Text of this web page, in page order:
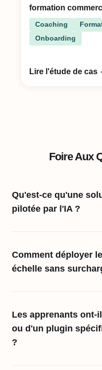
formation
Coaching
Onboarding
Lire l'étude de cas
Foire Aux
Qu'est-ce qu'une
pilotée par l'IA ?
Comment déployer
échelle sans
Les apprenants ont-
ou d'un plugin
?